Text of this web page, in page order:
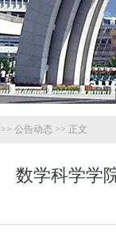
>> 公告动态 >> 正文
数学科学学